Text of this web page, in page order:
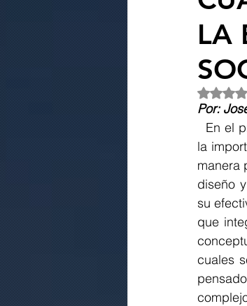
LA
Por:
la
manera
diseño
su
que
cuales